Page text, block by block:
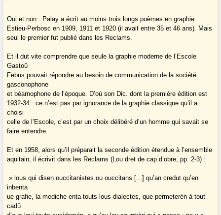
Oui et non : Palay a écrit au moins trois longs poèmes en graphie
Estieu-Perbosc en 1909, 1911 et 1920 (il avait entre 35 et 46 ans). Mais
seul le premier fut publié dans les Reclams.
Et il dut vite comprendre que seule la graphie moderne de l’Escole
Gastoû
Febus pouvait répondre au besoin de communication de la société
gasconophone
et béarnophone de l’époque. D’où son Dic. dont la première édition est
1932-34 : ce n’est pas par ignorance de la graphie classique qu’il a
choisi
celle de l’Escole, c’est par un choix délibéré d’un homme qui savait se
faire entendre.
Et en 1958, alors qu’il préparait la seconde édition étendue à l’ensemble
aquitain, il écrivit dans les Reclams (Lou dret de cap d’obre, pp. 2-3) :
» lous qui disen ouccitanistes ou ouccitans [...] qu’an credut qu’en
inbenta
ue grafie, la mediche enta touts lous dialectes, que permeterén à tout
cadû